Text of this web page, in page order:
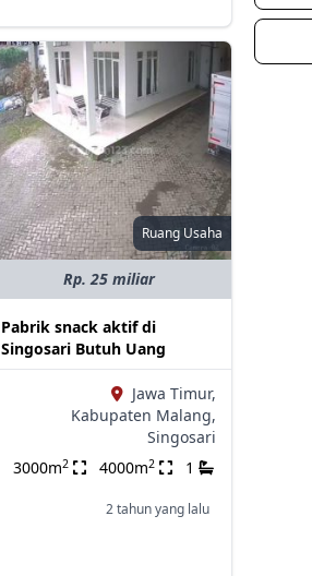
Ruang Usaha
Rp. 25 miliar
Pabrik snack aktif di
Singosari Butuh Uang
Jawa Timur,
Kabupaten Malang,
Singosari
3000m2 4000m2 1
2 tahun yang lalu